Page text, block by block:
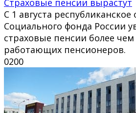
Страховые пенсии вырастут
С 1 августа республиканское
Социального фонда России
страховые пенсии более
работающих пенсионеров.
0200